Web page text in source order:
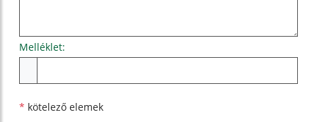
Melléklet:
* kötelező elemek